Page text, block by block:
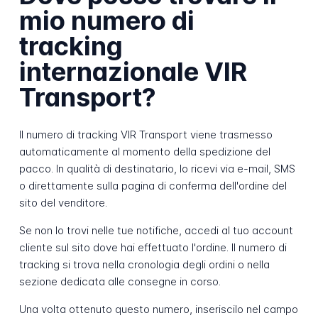
mio numero di
tracking
internazionale VIR
Transport?
Il numero di tracking VIR Transport viene trasmesso
automaticamente al momento della spedizione del
pacco. In qualità di destinatario, lo ricevi via e-mail, SMS
o direttamente sulla pagina di conferma dell'ordine del
sito del venditore.
Se non lo trovi nelle tue notifiche, accedi al tuo account
cliente sul sito dove hai effettuato l'ordine. Il numero di
tracking si trova nella cronologia degli ordini o nella
sezione dedicata alle consegne in corso.
Una volta ottenuto questo numero, inseriscilo nel campo